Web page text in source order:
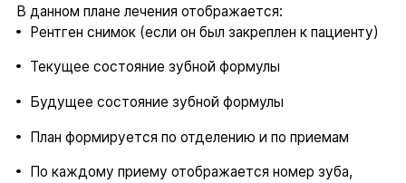
В данном плане лечения отображается:
Рентген снимок (если он был закреплен к пациенту)
Текущее состояние зубной формулы
Будущее состояние зубной формулы
План формируется по отделению и по приемам
По каждому приему отображается номер зуба,